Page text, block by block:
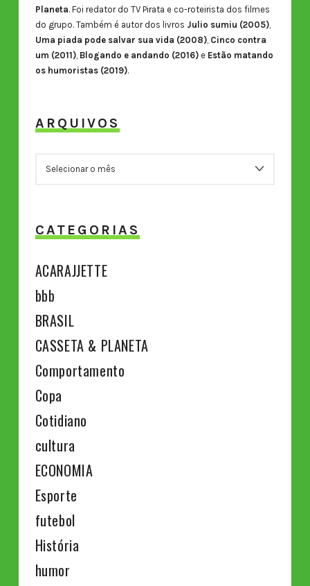
Planeta. Foi redator do TV Pirata e co-roteirista dos filmes
do grupo. Também é autor dos livros Julio sumiu (2005),
Uma piada pode salvar sua vida (2008), Cinco contra
um (2011), Blogando e andando (2016)e Estão matando
os humoristas (2019).
ARQUIVOS
CATEGORIAS
ACARAJJETTE
bbb
BRASIL
CASSETA & PLANETA
Comportamento
Copa
Cotidiano
cultura
ECONOMIA
Esporte
futebol
História
humor